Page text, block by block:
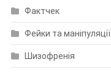
Фактчек
Фейки та маніпуляції
Шизофренія